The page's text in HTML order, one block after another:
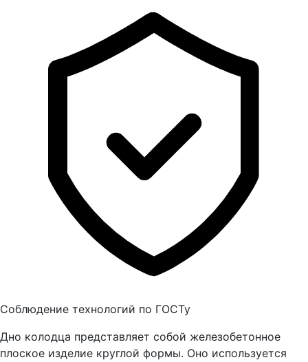
Соблюдение технологий по ГОСТу
Дно колодца представляет собой железобетонное
плоское изделие круглой формы. Оно используется